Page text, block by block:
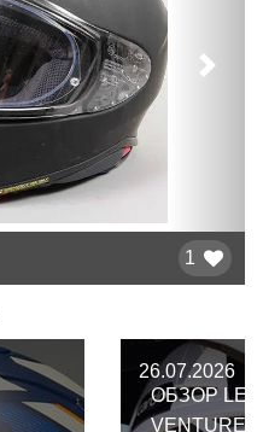
1
26.07.2026
ОБЗОР
VENTURE